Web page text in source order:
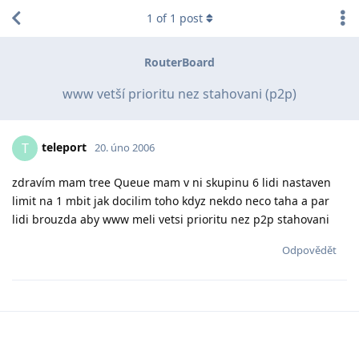
RouterBoard
www vetší prioritu nez stahovani (p2p)
1 of 1 post
T teleport 20. úno 2006
zdravím mam tree Queue mam v ni skupinu 6 lidi nastaven
limit na 1 mbit jak docilim toho kdyz nekdo neco taha a par
lidi brouzda aby www meli vetsi prioritu nez p2p stahovani
Odpovědět